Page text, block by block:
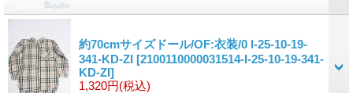
約70cmサイズドール/OF:衣装/0 I-25-10-19-
341-KD-ZI [2100110000031514-I-25-10-19-341-
KD-ZI]
1,320円(税込)